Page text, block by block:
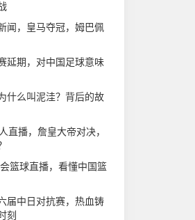
闻，皇马夺冠，姆巴佩
延期，对中国足球意味
什么叫泥洼？背后的故
直播，詹皇大帝对决，
篮球直播，看懂中国篮
届中日对抗赛，热血铸
刻